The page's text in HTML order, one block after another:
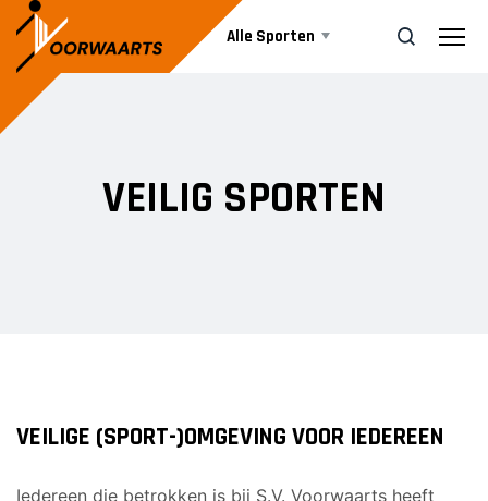
Alle Sporten
Events
Vrijwilliger worden
Sponsor worden
VEILIG SPORTEN
VEILIGE (SPORT-)OMGEVING VOOR IEDEREEN
Iedereen die betrokken is bij S.V. Voorwaarts heeft